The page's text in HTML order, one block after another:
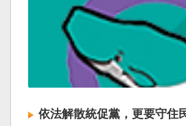
依法解散統促黨，更要守住